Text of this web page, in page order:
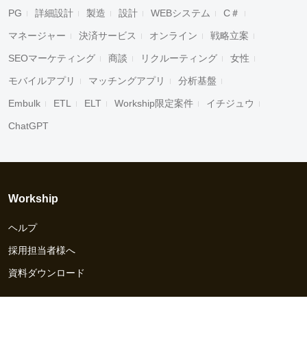
PG 詳細設計 製造 設計 WEBシステム C＃
マネージャー 決済サービス オンライン 戦略立案
SEOマーケティング 商談 リクルーティング 女性
モバイルアプリ マッチングアプリ 分析基盤
Embulk ETL ELT Workship限定案件 イチジュウ
ChatGPT
Workship
ヘルプ
採用担当者様へ
資料ダウンロード